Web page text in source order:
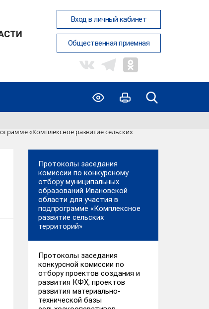
Вход в личный кабинет
Общественная приемная
«Комплексное развитие сельских
Протоколы заседания
комиссии по конкурсному
отбору муниципальных
образований Ивановской
области для участия в
подпрограмме «Комплексное
развитие сельских
территорий»
Протоколы заседания
конкурсной комиссии по
отбору проектов создания и
развития КФХ, проектов
развития материально-
технической базы